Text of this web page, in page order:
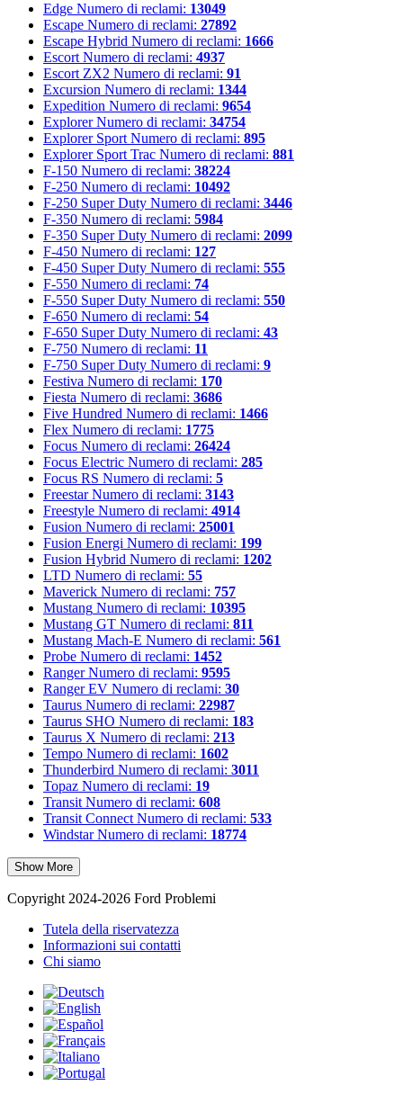
Edge Numero di reclami: 13049
Escape Numero di reclami: 27892
Escape Hybrid Numero di reclami: 1666
Escort Numero di reclami: 4937
Escort ZX2 Numero di reclami: 91
Excursion Numero di reclami: 1344
Expedition Numero di reclami: 9654
Explorer Numero di reclami: 34754
Explorer Sport Numero di reclami: 895
Explorer Sport Trac Numero di reclami: 881
F-150 Numero di reclami: 38224
F-250 Numero di reclami: 10492
F-250 Super Duty Numero di reclami: 3446
F-350 Numero di reclami: 5984
F-350 Super Duty Numero di reclami: 2099
F-450 Numero di reclami: 127
F-450 Super Duty Numero di reclami: 555
F-550 Numero di reclami: 74
F-550 Super Duty Numero di reclami: 550
F-650 Numero di reclami: 54
F-650 Super Duty Numero di reclami: 43
F-750 Numero di reclami: 11
F-750 Super Duty Numero di reclami: 9
Festiva Numero di reclami: 170
Fiesta Numero di reclami: 3686
Five Hundred Numero di reclami: 1466
Flex Numero di reclami: 1775
Focus Numero di reclami: 26424
Focus Electric Numero di reclami: 285
Focus RS Numero di reclami: 5
Freestar Numero di reclami: 3143
Freestyle Numero di reclami: 4914
Fusion Numero di reclami: 25001
Fusion Energi Numero di reclami: 199
Fusion Hybrid Numero di reclami: 1202
LTD Numero di reclami: 55
Maverick Numero di reclami: 757
Mustang Numero di reclami: 10395
Mustang GT Numero di reclami: 811
Mustang Mach-E Numero di reclami: 561
Probe Numero di reclami: 1452
Ranger Numero di reclami: 9595
Ranger EV Numero di reclami: 30
Taurus Numero di reclami: 22987
Taurus SHO Numero di reclami: 183
Taurus X Numero di reclami: 213
Tempo Numero di reclami: 1602
Thunderbird Numero di reclami: 3011
Topaz Numero di reclami: 19
Transit Numero di reclami: 608
Transit Connect Numero di reclami: 533
Windstar Numero di reclami: 18774
Show More
Copyright 2024-2026 Ford Problemi
Tutela della riservatezza
Informazioni sui contatti
Chi siamo